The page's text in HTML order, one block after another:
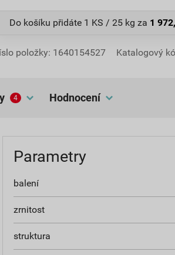
Do košíku přidáte 1 KS / 25 kg za 1
položky: 1640154527 Katalogový
4 hodnocení
Parametry
balení
zrnitost
struktura